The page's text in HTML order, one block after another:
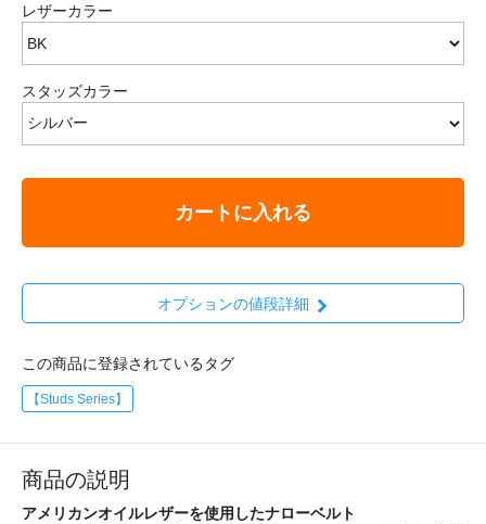
レザーカラー
スタッズカラー
カートに入れる
オプションの値段詳細
この商品に登録されているタグ
【Studs Series】
商品の説明
アメリカンオイルレザーを使用したナローベルト